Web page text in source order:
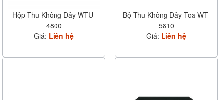
Hộp Thu Không Dây WTU-
4800
Giá: Liên hệ
Bộ Thu Không Dây Toa WT-
5810
Giá: Liên hệ